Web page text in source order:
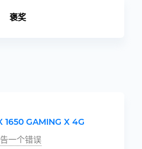
褒奖
1650 GAMING X 4G
一个错误